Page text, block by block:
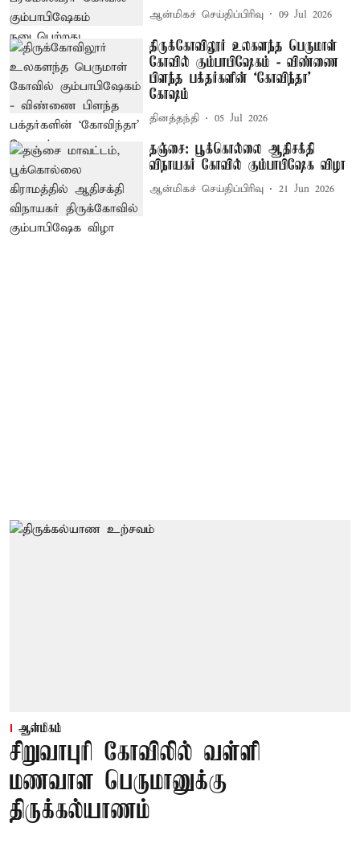
ஆன்மிகச் செய்திப்பிரிவு 09 Jul 2026
திருக்கோவிலூர் உலகளந்த பெருமாள்
கோவில் கும்பாபிஷேகம் - விண்ணை
பிளந்த பக்தர்களின் ‘கோவிந்தா’
கோஷம்
தினத்தந்தி 05 Jul 2026
தஞ்சை: பூக்கொல்லை ஆதிசக்தி
விநாயகர் கோவில் கும்பாபிஷேக விழா
ஆன்மிகச் செய்திப்பிரிவு 21 Jun 2026
ஆன்மிகம்
சிறுவாபுரி கோவிலில் வள்ளி
மணவாள பெருமானுக்கு
திருக்கல்யாணம்